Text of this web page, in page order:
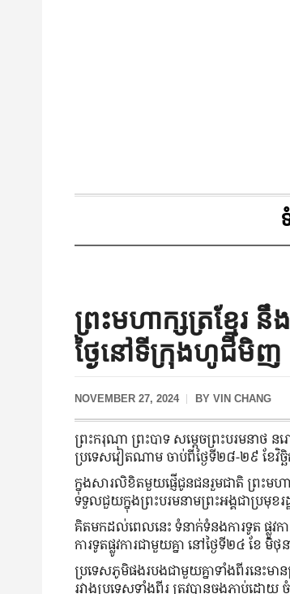
ព្រះមហាក្សត្រខ្មែរ
ថ្ងៃនៅទីក្រុងហូជីមិញ
NOVEMBER 27, 2024 BY VIN CHANG
ព្រះករុណា ព្រះបាទ សម្តេចព្រះបរមនាថ
ប្រទេសវៀតណាម ចាប់ពីថ្ងៃទី២៨-២៩ ខែវិច្
ក្នុងសារលិខិតមួយផ្ញើជូនជនរួមជាតិ ព្រះមហ
ទទួលជួយក្នុងព្រះបរមនាមព្រះអង្គជាប្រមុខរ
គិតមកដល់ពេលនេះ ទំនាក់ទំនងការទូត ផ្លូវ
ការទូតផ្លូវការជាមួយគ្នា នៅថ្ងៃទី២៤ ខែ មិ
ប្រទេសភូមិផងរបងជាមួយគ្នាទាំងពីរនេះមា
រវាងប្រទេសទាំងពីរ ត្រូវបានចងភ្ជាប់ដ